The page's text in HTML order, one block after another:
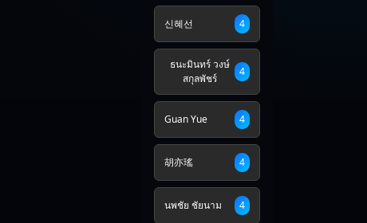
신혜선 4
ธนะมินทร์ วงษ์
สกุลพัชร์
4
Guan Yue 4
胡亦瑤 4
นพชัย ชัยนาม 4